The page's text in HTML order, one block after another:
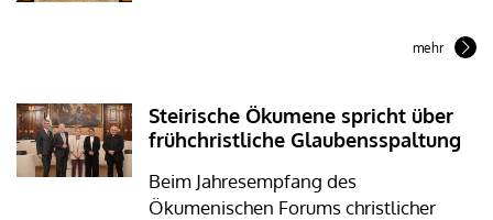
mehr
Steirische Ökumene spricht über
frühchristliche Glaubensspaltung
Beim Jahresempfang des
Ökumenischen Forums christlicher